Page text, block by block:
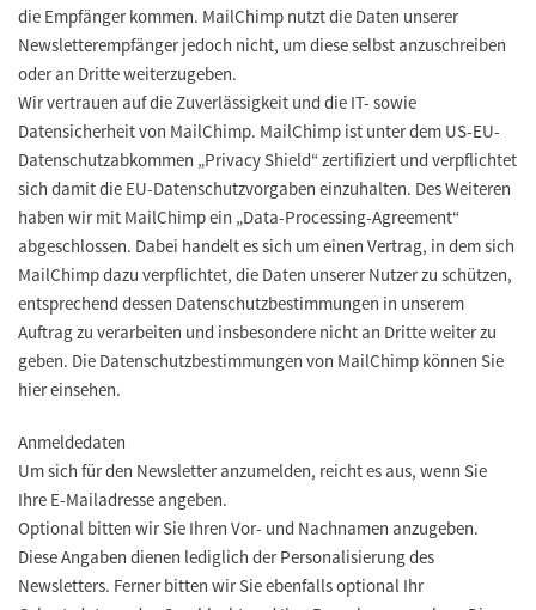
die Empfänger kommen. MailChimp nutzt die Daten unserer
Newsletterempfänger jedoch nicht, um diese selbst anzuschreiben
oder an Dritte weiterzugeben.
Wir vertrauen auf die Zuverlässigkeit und die IT- sowie
Datensicherheit von MailChimp. MailChimp ist unter dem US-EU-
Datenschutzabkommen „Privacy Shield“ zertifiziert und verpflichtet
sich damit die EU-Datenschutzvorgaben einzuhalten. Des Weiteren
haben wir mit MailChimp ein „Data-Processing-Agreement“
abgeschlossen. Dabei handelt es sich um einen Vertrag, in dem sich
MailChimp dazu verpflichtet, die Daten unserer Nutzer zu schützen,
entsprechend dessen Datenschutzbestimmungen in unserem
Auftrag zu verarbeiten und insbesondere nicht an Dritte weiter zu
geben. Die Datenschutzbestimmungen von MailChimp können Sie
hier einsehen.
Anmeldedaten
Um sich für den Newsletter anzumelden, reicht es aus, wenn Sie
Ihre E-Mailadresse angeben.
Optional bitten wir Sie Ihren Vor- und Nachnamen anzugeben.
Diese Angaben dienen lediglich der Personalisierung des
Newsletters. Ferner bitten wir Sie ebenfalls optional Ihr